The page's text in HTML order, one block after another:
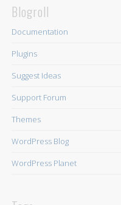
Blogroll
Documentation
Plugins
Suggest Ideas
Support Forum
Themes
WordPress Blog
WordPress Planet